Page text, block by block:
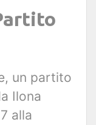
un partito
Ilona
alla